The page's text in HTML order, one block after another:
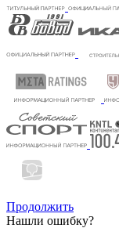
Продолжить
Нашли ошибку?